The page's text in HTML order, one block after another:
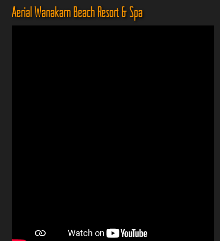
Aerial Wanakarn Beach Resort & Spa